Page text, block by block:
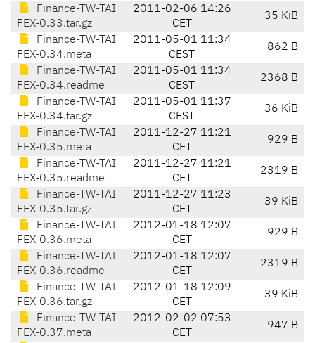
Finance-TW-TAI
FEX-0.33.tar.gz
2011-02-06 14:26
CET
35 KiB
Finance-TW-TAI
FEX-0.34.meta
2011-05-01 11:34
CEST
862 B
Finance-TW-TAI
FEX-0.34.readme
2011-05-01 11:34
CEST
2368 B
Finance-TW-TAI
FEX-0.34.tar.gz
2011-05-01 11:37
CEST
36 KiB
Finance-TW-TAI
FEX-0.35.meta
2011-12-27 11:21
CET
929 B
Finance-TW-TAI
FEX-0.35.readme
2011-12-27 11:21
CET
2319 B
Finance-TW-TAI
FEX-0.35.tar.gz
2011-12-27 11:23
CET
39 KiB
Finance-TW-TAI
FEX-0.36.meta
2012-01-18 12:07
CET
929 B
Finance-TW-TAI
FEX-0.36.readme
2012-01-18 12:07
CET
2319 B
Finance-TW-TAI
FEX-0.36.tar.gz
2012-01-18 12:09
CET
39 KiB
Finance-TW-TAI
FEX-0.37.meta
2012-02-02 07:53
CET
947 B